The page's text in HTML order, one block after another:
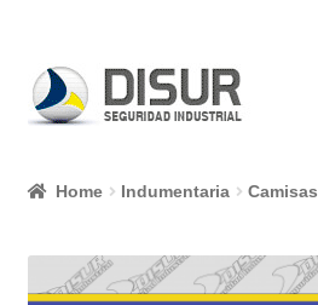
Skip
to
Skip
to
Home Indumentaria Camisas